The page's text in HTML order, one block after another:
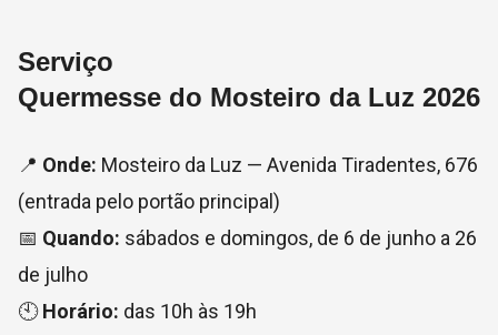
Serviço
Quermesse do Mosteiro da Luz 2026
📍 Onde: Mosteiro da Luz — Avenida Tiradentes, 676
(entrada pelo portão principal)
📅 Quando: sábados e domingos, de 6 de junho a 26
de julho
🕙Horário: das 10h às 19h